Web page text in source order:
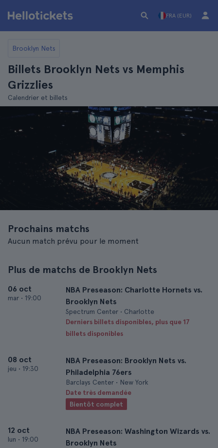
FRA (EUR)
Brooklyn Nets
Billets Brooklyn Nets vs Memphis
Grizzlies
Calendrier et billets
Prochains matchs
Aucun match prévu pour le moment
Plus de matchs de Brooklyn Nets
06 oct
mar • 19:00
NBA Preseason: Charlotte Hornets vs.
Brooklyn Nets
Spectrum Center • Charlotte
Derniers billets disponibles, plus que 17
billets disponibles
08 oct
jeu • 19:30
NBA Preseason: Brooklyn Nets vs.
Philadelphia 76ers
Barclays Center • New York
Date très demandée
Bientôt complet
12 oct
lun • 19:00
NBA Preseason: Washington Wizards vs.
Brooklyn Nets